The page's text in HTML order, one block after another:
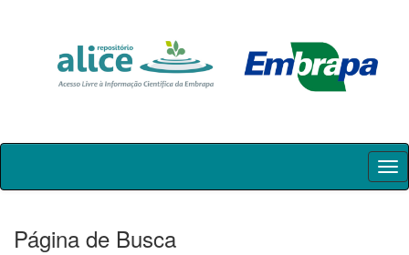
Skip
Página de Busca